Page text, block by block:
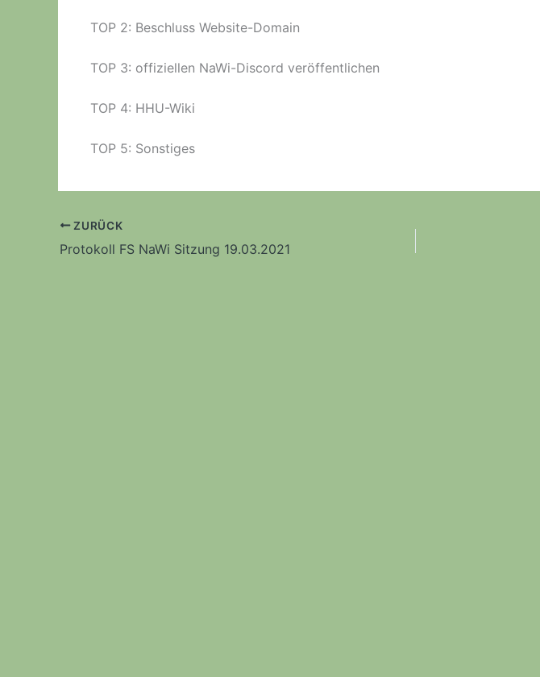
TOP 2: Beschluss Website-Domain
TOP 3: offiziellen NaWi-Discord veröffentlichen
TOP 4: HHU-Wiki
TOP 5: Sonstiges
ZURÜCK
Protokoll FS NaWi Sitzung 19.03.2021